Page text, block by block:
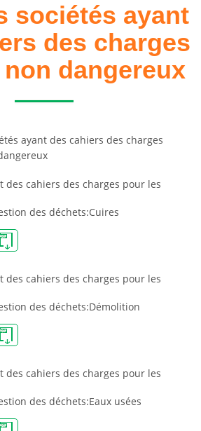
sociétés ayant
des charges
dangereux
ayant des cahiers des charges
des cahiers des charges pour les
des déchets:Cuires
des cahiers des charges pour les
des déchets:Démolition
des cahiers des charges pour les
des déchets:Eaux usées